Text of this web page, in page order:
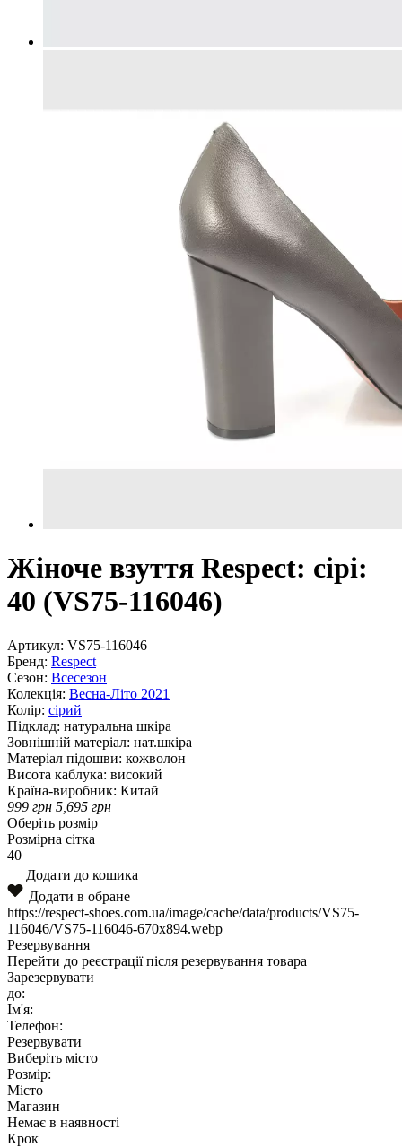
Жіноче взуття Respect: сірі:
40 (VS75-116046)
Артикул: VS75-116046
Бренд: Respect
Сезон: Всесезон
Колекція: Весна-Літо 2021
Колір: сірий
Підклад: натуральна шкiра
Зовнішній матеріал: нат.шкіра
Матеріал підошви: кожволон
Висота каблука: високий
Країна-виробник: Китай
999 грн 5,695 грн
Оберіть розмір
Розмірна сітка
40
Додати до кошика
Додати в обране
https://respect-shoes.com.ua/image/cache/data/products/VS75-
116046/VS75-116046-670x894.webp
Резервування
Перейти до реєстрації після резервування товара
Зарезервувати
до:
Ім'я:
Телефон:
Резервувати
Виберіть місто
Розмір:
Місто
Магазин
Немає в наявності
Крок